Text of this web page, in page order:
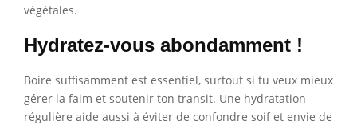
végétales.
Hydratez-vous abondamment !
Boire suffisamment est essentiel, surtout si tu veux mieux
gérer la faim et soutenir ton transit. Une hydratation
régulière aide aussi à éviter de confondre soif et envie de